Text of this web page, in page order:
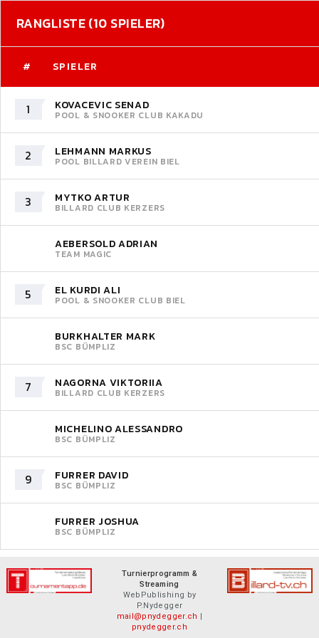
RANGLISTE (10 SPIELER)
# SPIELER
1 KOVACEVIC SENAD
POOL & SNOOKER CLUB KAKADU
2 LEHMANN MARKUS
POOL BILLARD VEREIN BIEL
3 MYTKO ARTUR
BILLARD CLUB KERZERS
AEBERSOLD ADRIAN
TEAM MAGIC
5 EL KURDI ALI
POOL & SNOOKER CLUB BIEL
BURKHALTER MARK
BSC BÜMPLIZ
7 NAGORNA VIKTORIIA
BILLARD CLUB KERZERS
MICHELINO ALESSANDRO
BSC BÜMPLIZ
9 FURRER DAVID
BSC BÜMPLIZ
FURRER JOSHUA
BSC BÜMPLIZ
Turnierprogramm &
Streaming
WebPublishing by
P.Nydegger
mail@pnydegger.ch |
pnydegger.ch